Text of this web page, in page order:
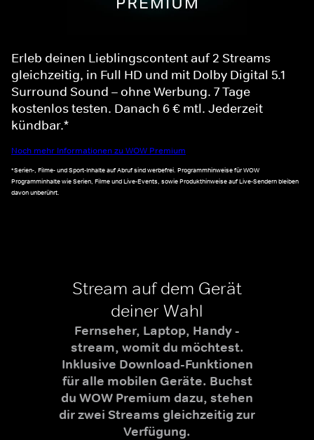
Erleb deinen Lieblingscontent auf 2 Streams
gleichzeitig, in Full HD und mit Dolby Digital 5.1
Surround Sound – ohne Werbung. 7 Tage
kostenlos testen. Danach 6 € mtl. Jederzeit
kündbar.*
Noch mehr Informationen zu WOW Premium
*Serien-, Filme- und Sport-Inhalte auf Abruf sind werbefrei. Programmhinweise für WOW
Programminhalte wie Serien, Filme und Live-Events, sowie Produkthinweise auf Live-Sendern bleiben
davon unberührt.
Stream auf dem Gerät
deiner Wahl
Fernseher, Laptop, Handy -
stream, womit du möchtest.
Inklusive Download-Funktionen
für alle mobilen Geräte. Buchst
du WOW Premium dazu, stehen
dir zwei Streams gleichzeitig zur
Verfügung.